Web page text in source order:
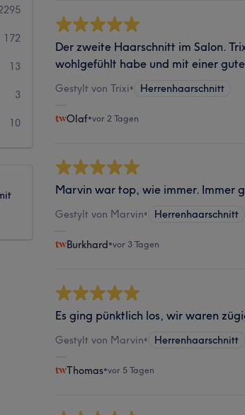
172
13
3
10
Der zweite Haarschnitt im Salon.
wohlgefühlt habe und mit einer
Gestylt von Trixi• Herrenhaarschnitt
Olaf•vor 2 Tagen
Marvin war top, wie immer. Immer
Gestylt von Marvin• Herrenhaarschnitt
Burkhard•vor 3 Tagen
Es ging pünktlich los, wir waren
Gestylt von Marvin• Herrenhaarschnitt
Thomas•vor 5 Tagen